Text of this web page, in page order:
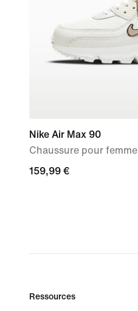
Nike Air Max 90
Chaussure pour femme
159,99 €
159,99 €
Ressources